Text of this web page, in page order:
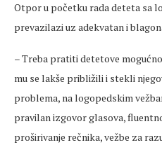
Otpor u početku rada deteta sa
prevazilazi uz adekvatan i
– Treba pratiti detetove
mu se lakše približili i stekli
problema, na logopedskim
pravilan izgovor glasova,
proširivanje rečnika, vežbe za